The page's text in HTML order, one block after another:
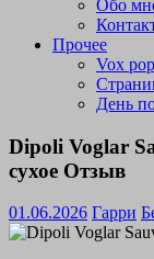
Обо
Прочее
Vox
День
Dipoli Voglar
сухое Отзыв
01.06.2026 Гарри